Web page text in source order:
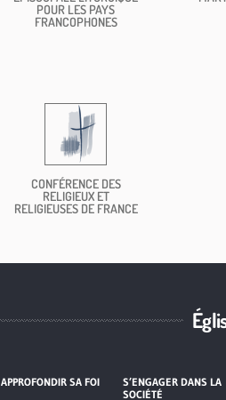
POUR LES PAYS
FRANCOPHONES
CONFÉRENCE DES
RELIGIEUX ET
RELIGIEUSES DE FRANCE
APPROFONDIR SA FOI
S’ENGAGER DANS LA
SOCIÉTÉ